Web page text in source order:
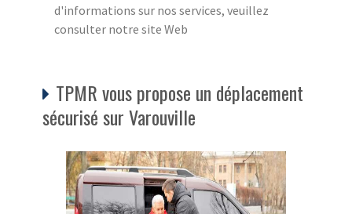
d'informations sur nos services, veuillez
consulter notre site Web
TPMR vous propose un déplacement
sécurisé sur Varouville